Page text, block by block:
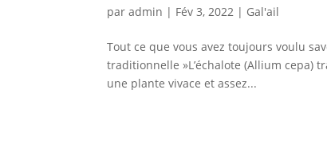
paradmin | Fév 3, 2022 | Gal'ail
Tout ce que vous avez toujours voulu
traditionnelle »L’échalote (Allium cepa)
une plante vivace et assez...